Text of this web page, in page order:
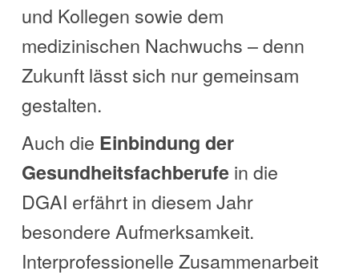
und Kollegen sowie dem
medizinischen Nachwuchs – denn
Zukunft lässt sich nur gemeinsam
gestalten.
Auch die Einbindung der
Gesundheitsfachberufein die
DGAI erfährt in diesem Jahr
besondere Aufmerksamkeit.
Interprofessionelle Zusammenarbeit